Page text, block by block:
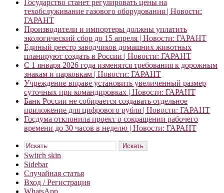
Государство станет регулировать цены на
техобслуживание газового оборудования | Новости:
ГАРАНТ
Производители и импортеры должны уплатить
экологический сбор до 15 апреля | Новости: ГАРАНТ
Единый реестр заводчиков домашних животных
планируют создать в России | Новости: ГАРАНТ
С 1 января 2026 года изменятся требования к дорожным
знакам и парковкам | Новости: ГАРАНТ
Учреждение вправе установить увеличенный размер
суточных при командировках | Новости: ГАРАНТ
Банк России не собирается создавать отдельное
приложение для цифрового рубля | Новости: ГАРАНТ
Госдума отклонила проект о сокращении рабочего
времени до 30 часов в неделю | Новости: ГАРАНТ
Искать
Switch skin
Sidebar
Случайная статья
Вход / Регистрация
WhatsApp